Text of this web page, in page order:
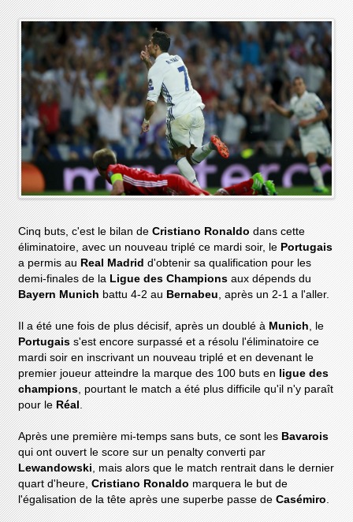
Cinq buts, c'est le bilan deCristiano Ronaldo dans cette
éliminatoire, avec un nouveau triplé ce mardi soir, le Portugais
a permis au Real Madrid d'obtenir sa qualification pour les
demi-finales de la Ligue des Champions aux dépends du
Bayern Munich battu 4-2 au Bernabeu , après un 2-1 a l'aller.
Il a été une fois de plus décisif, après un doublé à Munich , le
Portugaiss'est encore surpassé et a résolu l'éliminatoire ce
mardi soir en inscrivant un nouveau triplé et en devenant le
premier joueur atteindre la marque des 100 buts en
ligue des
champions , pourtant le match a été plus difficile qu'il n'y paraît
pour le Réal
Après une première mi-temps sans buts, ce sont les Bavarois
qui ont ouvert le score sur un penalty converti par
Lewandowski , mais alors que le match rentrait dans le dernier
quart d'heure,Cristiano Ronaldo marquera le but de
l'égalisation de la tête après une superbe passe deCasémiro